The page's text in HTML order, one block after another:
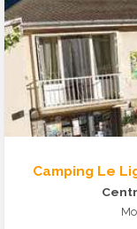
Camping Le